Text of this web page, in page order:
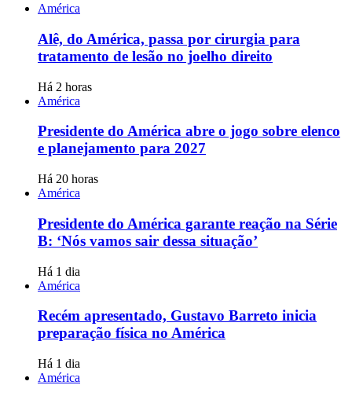
América
Alê, do América, passa por cirurgia para
tratamento de lesão no joelho direito
Há 2 horas
América
Presidente do América abre o jogo sobre elenco
e planejamento para 2027
Há 20 horas
América
Presidente do América garante reação na Série
B: ‘Nós vamos sair dessa situação’
Há 1 dia
América
Recém apresentado, Gustavo Barreto inicia
preparação física no América
Há 1 dia
América